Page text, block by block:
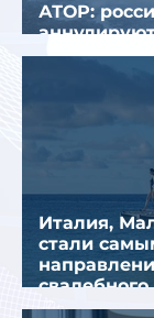
АТОР:
из-за
Италия,
стали
россиян